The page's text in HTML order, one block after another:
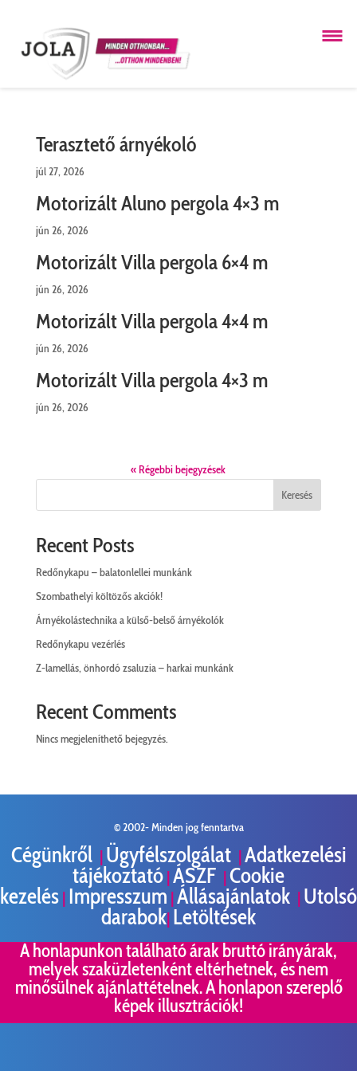
Terasztető árnyékoló
júl 27, 2026
Motorizált Aluno pergola 4×3 m
jún 26, 2026
Motorizált Villa pergola 6×4 m
jún 26, 2026
Motorizált Villa pergola 4×4 m
jún 26, 2026
Motorizált Villa pergola 4×3 m
jún 26, 2026
« Régebbi bejegyzések
Keresés
Recent Posts
Redőnykapu – balatonlellei munkánk
Szombathelyi költözős akciók!
Árnyékolástechnika a külső-belső árnyékolók
Redőnykapu vezérlés
Z-lamellás, önhordó zsaluzia – harkai munkánk
Recent Comments
Nincs megjeleníthető bejegyzés.
© 2002-Minden jog fenntartva
Cégünkről | Ügyfélszolgálat |Adatkezelési
tájékoztató |ÁSZF |Cookie
kezelés | Impresszum |Állásajánlatok | Utolsó
darabok| Letöltések
A honlapunkon található árak bruttó irányárak,
melyek szaküzletenként eltérhetnek, és nem
minősülnek ajánlattételnek. A honlapon szereplő
képek illusztrációk!